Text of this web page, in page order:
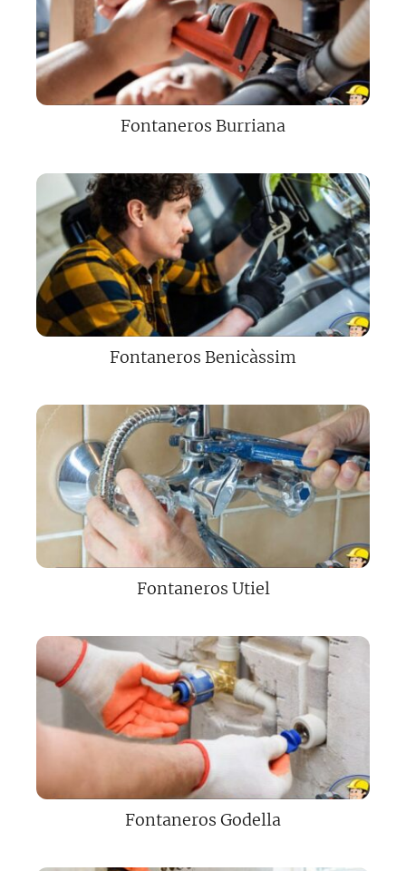
Fontaneros Burriana
Fontaneros Benicàssim
Fontaneros Utiel
Fontaneros Godella